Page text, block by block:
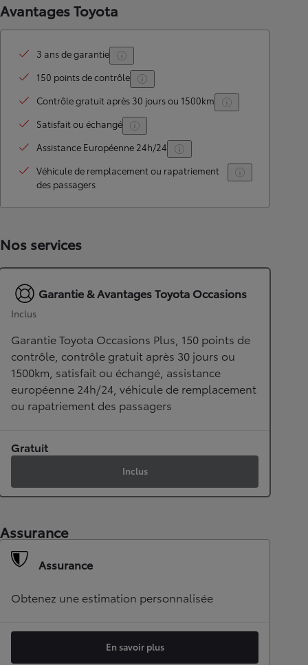
Avantages Toyota
3 ans de garantie
150 points de contrôle
Contrôle gratuit après 30 jours ou 1500km
Satisfait ou échangé
Assistance Européenne 24h/24
Véhicule de remplacement ou rapatriement
des passagers
Nos services
Garantie & Avantages Toyota Occasions
Inclus
Garantie Toyota Occasions Plus, 150 points de
contrôle, contrôle gratuit après 30 jours ou
1500km, satisfait ou échangé, assistance
européenne 24h/24, véhicule de remplacement
ou rapatriement des passagers
Gratuit
Inclus
Assurance
Assurance
Obtenez une estimation personnalisée
En savoir plus